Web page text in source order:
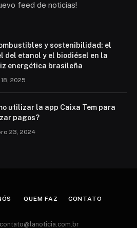
feed de noticias!
y sostenibilidad: el
del etanol y el biodiésel en la
energética brasileña
2025
utilizar la app Caixa Tem para
pagos?
23, 2024
QUEM FAZ CONTATO
contato@lanoticia.com.br